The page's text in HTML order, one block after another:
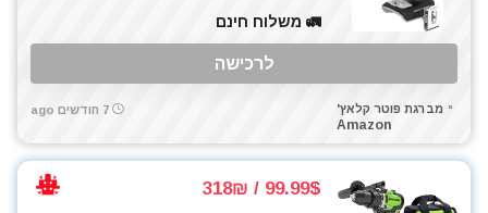
🚛 משלוח חינם
לרכישה
מברגת פוטר קלאץ'
Amazon
7 חודשים ago
99.99$ / 318₪